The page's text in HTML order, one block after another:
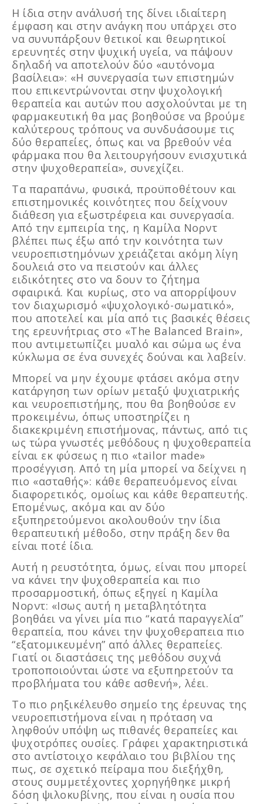
Η ίδια στην ανάλυσή της δίνει ιδιαίτερη
έμφαση και στην ανάγκη που υπάρχει στο
να συνυπάρξουν θετικοί και θεωρητικοί
ερευνητές στην ψυχική υγεία, να πάψουν
δηλαδή να αποτελούν δύο «αυτόνομα
βασίλεια»: «Η συνεργασία των επιστημών
που επικεντρώνονται στην ψυχολογική
θεραπεία και αυτών που ασχολούνται με τη
φαρμακευτική θα μας βοηθούσε να βρούμε
καλύτερους τρόπους να συνδυάσουμε τις
δύο θεραπείες, όπως και να βρεθούν νέα
φάρμακα που θα λειτουργήσουν ενισχυτικά
στην ψυχοθεραπεία», συνεχίζει.
Τα παραπάνω, φυσικά, προϋποθέτουν και
επιστημονικές κοινότητες που δείχνουν
διάθεση για εξωστρέφεια και συνεργασία.
Από την εμπειρία της, η Καμίλα Νορντ
βλέπει πως έξω από την κοινότητα των
νευροεπιστημόνων χρειάζεται ακόμη λίγη
δουλειά στο να πειστούν και άλλες
ειδικότητες στο να δουν το ζήτημα
σφαιρικά. Και κυρίως, στο να απορρίψουν
τον διαχωρισμό «ψυχολογικό-σωματικό»,
που αποτελεί και μία από τις βασικές θέσεις
της ερευνήτριας στο «The Balanced Brain»,
που αντιμετωπίζει μυαλό και σώμα ως ένα
κύκλωμα σε ένα συνεχές δούναι και λαβείν.
Μπορεί να μην έχουμε φτάσει ακόμα στην
κατάργηση των ορίων μεταξύ ψυχιατρικής
και νευροεπιστήμης, που θα βοηθούσε εν
προκειμένω, όπως υποστηρίζει η
διακεκριμένη επιστήμονας, πάντως, από τις
ως τώρα γνωστές μεθόδους η ψυχοθεραπεία
είναι εκ φύσεως η πιο «tailor made»
προσέγγιση. Από τη μία μπορεί να δείχνει η
πιο «ασταθής»: κάθε θεραπευόμενος είναι
διαφορετικός, ομοίως και κάθε θεραπευτής.
Επομένως, ακόμα και αν δύο
εξυπηρετούμενοι ακολουθούν την ίδια
θεραπευτική μέθοδο, στην πράξη δεν θα
είναι ποτέ ίδια.
Αυτή η ρευστότητα, όμως, είναι που μπορεί
να κάνει την ψυχοθεραπεία και πιο
προσαρμοστική, όπως εξηγεί η Καμίλα
Νορντ: «Ισως αυτή η μεταβλητότητα
βοηθάει να γίνει μία πιο “κατά παραγγελία”
θεραπεία, που κάνει την ψυχοθεραπεια πιο
“εξατομικευμένη” από άλλες θεραπείες.
Γιατί οι διαστάσεις της μεθόδου συχνά
τροποποιούνται ώστε να εξυπηρετούν τα
προβλήματα του κάθε ασθενή», λέει.
Το πιο ρηξικέλευθο σημείο της έρευνας της
νευροεπιστήμονα είναι η πρόταση να
ληφθούν υπόψη ως πιθανές θεραπείες και
ψυχοτρόπες ουσίες. Γράφει χαρακτηριστικά
στο αντίστοιχο κεφάλαιο του βιβλίου της
πως, σε σχετικό πείραμα που διεξήχθη,
στους συμμετέχοντες χορηγήθηκε μικρή
δόση ψιλοκυβίνης, που είναι η ουσία που